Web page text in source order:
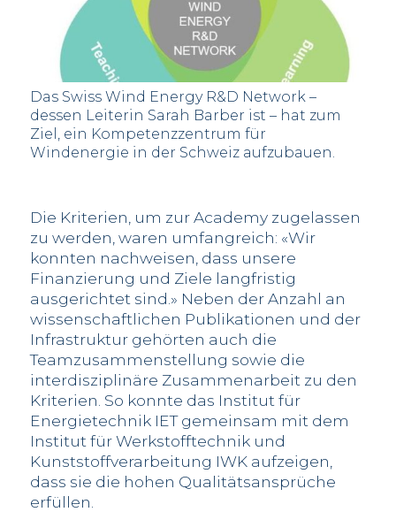
Das Swiss Wind Energy R&D Network –
dessen Leiterin Sarah Barber ist – hat zum
Ziel, ein Kompetenzzentrum für
Windenergie in der Schweiz aufzubauen.
Die Kriterien, um zur Academy zugelassen
zu werden, waren umfangreich: «Wir
konnten nachweisen, dass unsere
Finanzierung und Ziele langfristig
ausgerichtet sind.» Neben der Anzahl an
wissenschaftlichen Publikationen und der
Infrastruktur gehörten auch die
Teamzusammenstellung sowie die
interdisziplinäre Zusammenarbeit zu den
Kriterien. So konnte das Institut für
Energietechnik IET gemeinsam mit dem
Institut für Werkstofftechnik und
Kunststoffverarbeitung IWK aufzeigen,
dass sie die hohen Qualitätsansprüche
erfüllen.